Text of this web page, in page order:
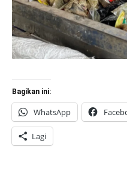
Bagikan ini:
WhatsApp
Lagi